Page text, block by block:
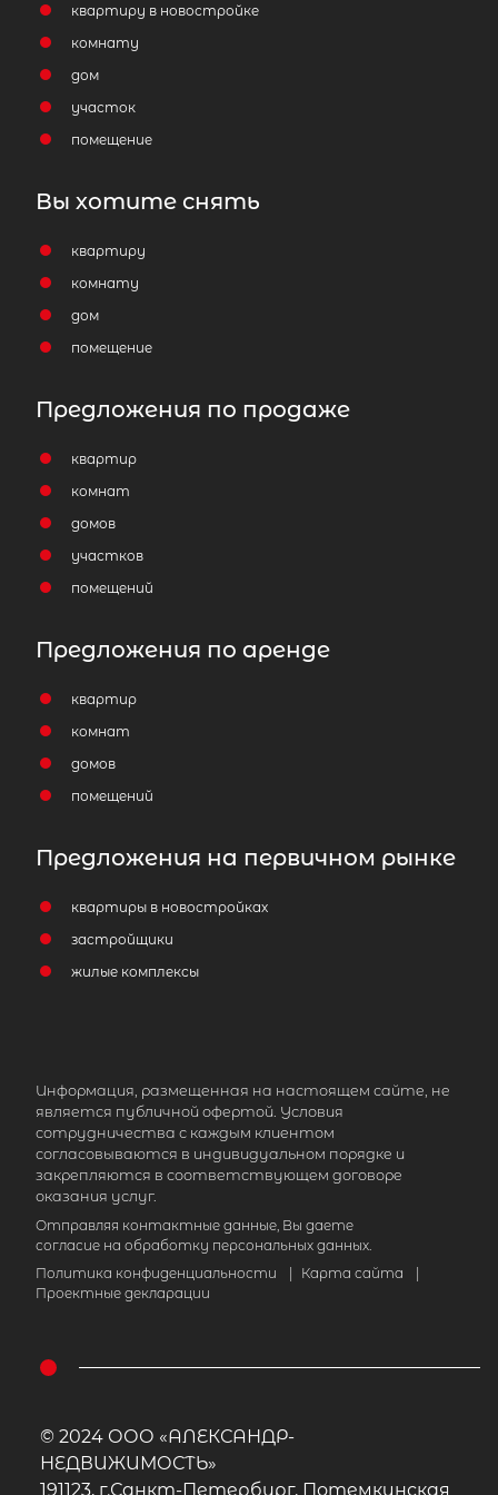
Дачный дом площадью 36 м
Ленинградская область,
поселение, садоводческий массив
некоммерческое товарищество
Краснознаменец, 7-я линия
2 700 000
Улица Дыбенко
Мы поможем подобрать
квартиру в новостройке
комнату
дом
участок
помещение
Вы хотите снять
квартиру
комнату
дом
помещение
Предложения по продаже
квартир
комнат
домов
участков
помещений
Предложения по аренде
квартир
комнат
домов
помещений
Предложения на первичном рынке
квартиры в новостройках
застройщики
жилые комплексы
Информация, размещенная на настоящем сайте, не
является публичной офертой. Условия
сотрудничества с каждым клиентом
согласовываются в индивидуальном порядке и
закрепляются в соответствующем договоре
оказания услуг.
Отправляя контактные данные, Вы даете
согласие на обработку персональных данных.
Политика конфиденциальности
Карта сайта
Проектные декларации
© 2024 ООО «АЛЕКСАНДР-
НЕДВИЖИМОСТЬ»
191123, г.Санкт-Петербург, Потемкинская